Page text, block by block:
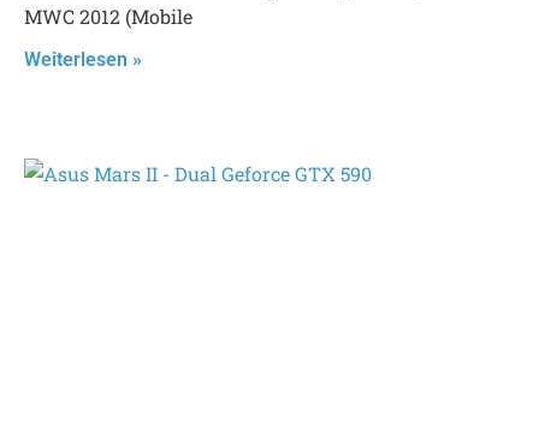
MWC 2012 (Mobile
Weiterlesen »